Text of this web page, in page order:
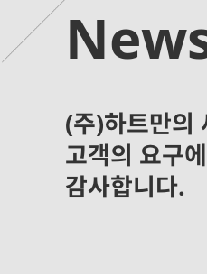
(주)하트만의
고객의 요구
감사합니다.